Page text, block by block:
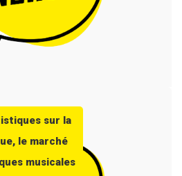
sur la
le marché
musicales